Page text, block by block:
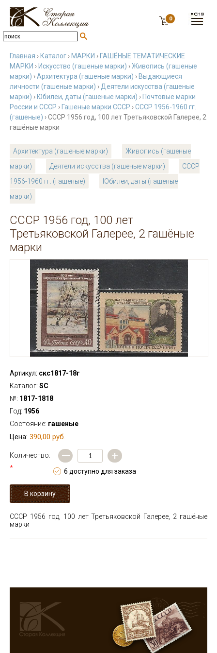
0
Главная › Каталог › МАРКИ › ГАШЁНЫЕ ТЕМАТИЧЕСКИЕ
МАРКИ › Искусство (гашеные марки) ›Живопись (гашеные
марки) ›Архитектура (гашеные марки) › Выдающиеся
личности (гашеные марки) › Деятели искусства (гашеные
марки) › Юбилеи, даты (гашеные марки) › Почтовые марки
России и СССР › Гашеные марки СССР ›СССР 1956-1960 гг.
(гашеные) › СССР 1956 год, 100 лет Третьяковской Галерее, 2
гашёные марки
Архитектура (гашеные марки)
Живопись (гашеные
марки)
Деятели искусства (гашеные марки)
СССР
1956-1960 гг. (гашеные)
Юбилеи, даты (гашеные
марки)
СССР 1956 год, 100 лет
Третьяковской Галерее, 2 гашёные
марки
Артикул: скс1817-18г
Каталог: SC
№: 1817-1818
Год: 1956
Состояние: гашеные
Цена: 390,00 руб.
Количество:
*
— +
6 доступно для заказа
СССР 1956 год, 100 лет Третьяковской Галерее, 2 гашёные
марки